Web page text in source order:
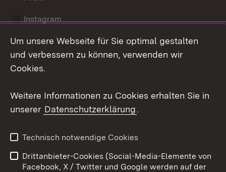
Instagram
Social Wall
Barrierefreiheit
Benutzungshinweise
Impressum
Cookies
Um unsere Webseite für Sie optimal gestalten
und verbessern zu können, verwenden wir
Cookies.
Weitere Informationen zu Cookies erhalten Sie in
unserer Datenschutzerklärung.
Technisch notwendige Cookies
Drittanbieter-Cookies (Social-Media-Elemente von
Facebook, X / Twitter und Google werden auf der